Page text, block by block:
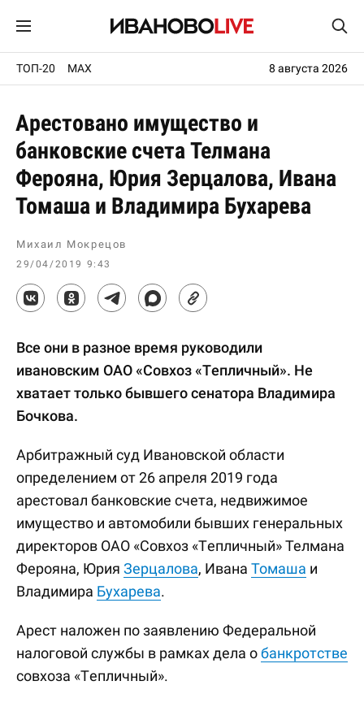
ТОП-20 MAX 8 августа 2026
Арестовано имущество и
банковские счета Телмана
Ферояна, Юрия Зерцалова, Ивана
Томаша и Владимира Бухарева
Михаил Мокрецов
29/04/2019 9:43
Все они в разное время руководили
ивановским ОАО «Совхоз «Тепличный». Не
хватает только бывшего сенатора Владимира
Бочкова.
Арбитражный суд Ивановской области
определением от 26 апреля 2019 года
арестовал банковские счета, недвижимое
имущество и автомобили бывших генеральных
директоров ОАО «Совхоз «Тепличный» Телмана
Ферояна, Юрия Зерцалова, Ивана Томаша и
Владимира Бухарева.
Арест наложен по заявлению Федеральной
налоговой службы в рамках дела обанкротстве
совхоза «Тепличный».